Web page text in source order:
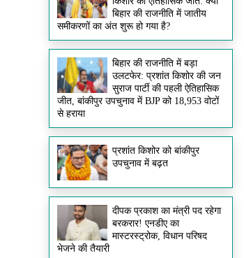
बिहार की राजनीति में जातीय
समीकरणों का अंत शुरू हो गया है?
बिहार की राजनीति में बड़ा
उलटफेर: प्रशांत किशोर की जन
सुराज पार्टी की पहली ऐतिहासिक
जीत, बांकीपुर उपचुनाव में BJP को 18,953 वोटों
से हराया
प्रशांत किशोर को बांकीपुर
उपचुनाव में बढ़त
दीपक प्रकाश का मंत्री पद रहेगा
बरकरार! एनडीए का
मास्टरस्ट्रोक, विधान परिषद
भेजने की तैयारी